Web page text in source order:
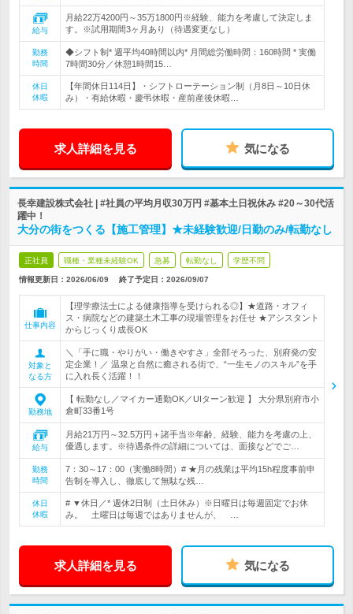
給与
月給22万4200円～35万1800円※経験、能力を考慮して決定しま
す。※試用期間3ヶ月あり（待遇変更なし）
勤務
時間
◆シフト制* 週平均40時間以内* 月間総労働時間：160時間 * 実働
7時間30分／休憩1時間15…
休日
休暇
【年間休日114日】・シフトローテーション制（月8日～10日休
み）・有給休暇・慶弔休暇・産前産後休暇…
求人詳細を見る 気になる
長幸建設株式会社 | #社員の平均月収30万円 #基本土日祝休み #20～30代活
躍中！
大分の街をつくる【施工管理】★未経験歓迎/日勤のみ/転勤なし
正社員 職種・業種未経験OK 急募 転勤なし 学歴不問
情報更新日：2026/06/09 終了予定日： 2026/09/07
仕事内容
【理学療法士による健康指導を受けられる◎】★道路・オフィ
ス・病院などの建築土木工事の現場管理をお任せ ★アシスタント
からじっくり成長OK
対象と
なる方
＼「手に職・やりがい・働きやすさ」全部そろった、別府発の安
定企業！／ 温泉と自然に癒される街で、“一生モノのスキル”を手
に入れ長く活躍！！
勤務地
【 転勤なし／マイカー通勤OK／UIターン歓迎 】 大分県別府市小
倉町33番1号
給与
月給21万円～32.5万円＋諸手当※年齢、経験、能力を考慮の上、
優遇します。※待遇条件の詳細については、面接などでご…
勤務
時間
7：30～17：00（実働8時間）# ★月の残業は平均15h程度事前申
告制を導入し、徹底して無駄な残…
休日
休暇
# ▼休日／* 週休2日制（土日休み）※日曜日は毎週固定でお休
み。 土曜日は毎週ではありませんが、 …
求人詳細を見る 気になる